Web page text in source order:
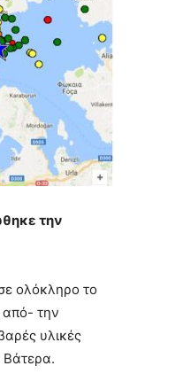
την
ολόκληρο το
από- την
υλικές
Βάτερα.